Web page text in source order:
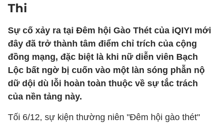
Thi
Sự cố xảy ra tại Đêm hội Gào Thét của iQIYI mới
đây đã trở thành tâm điểm chỉ trích của cộng
đồng mạng, đặc biệt là khi nữ diễn viên Bạch
Lộc bất ngờ bị cuốn vào một làn sóng phẫn nộ
dữ dội dù lỗi hoàn toàn thuộc về sự tắc trách
của nền tảng này.
Tối 6/12, sự kiện thường niên "Đêm hội gào thét"